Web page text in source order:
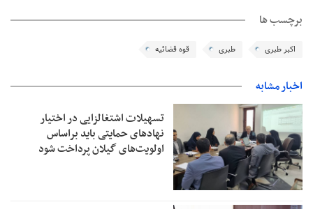
برچسب ها
اکبر طبری طبری قوه قضائیه
اخبار مشابه
تسهیلات اشتغالزایی در اختیار
نهادهای حمایتی باید براساس
اولویت‌های گیلان پرداخت شود